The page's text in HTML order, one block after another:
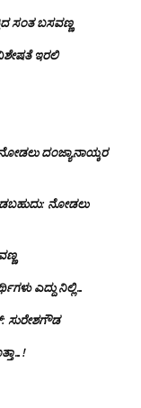
ಸಂತ ಬಸವಣ್ಣ
ಇರಲಿ
ದಂಜ್ಯಾನಾಯ್ಕರ
ನೋಡಲು
ಎದ್ದು ನಿಲ್ಲಿ…
ಸುರೇಶಗೌಡ